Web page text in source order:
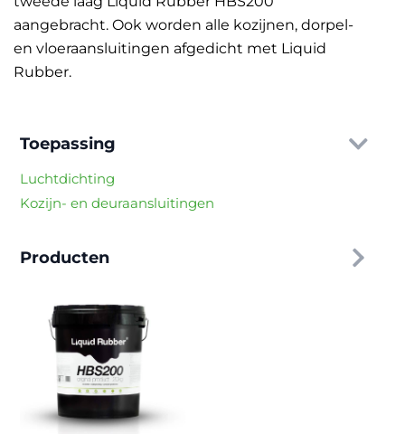
Toepassing
Luchtdichting
Kozijn- en deuraansluitingen
Producten
aangebracht. Ook worden alle kozijnen, dorpel-
en vloeraansluitingen afgedicht met Liquid
Rubber.